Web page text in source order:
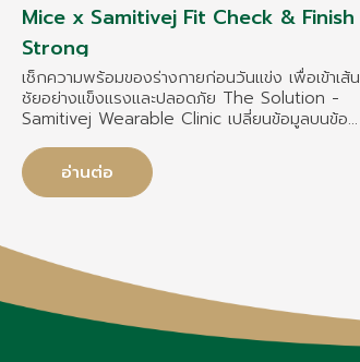
Mice x Samitivej Fit Check & Finish
Strong
เช็กความพร้อมของร่างกายก่อนวันแข่ง เพื่อเข้าเส้น
ชัยอย่างแข็งแรงและปลอดภัย The Solution -
Samitivej Wearable Clinic เปลี่ยนข้อมูลบนข้อ
เพราะสมิติเวช “ไม่อยากให้ใครป่วย” เราจึงร่วมกับ
MICE Marathon เปิดตัวแคมเปญพิเศษเพื่อดูแล
นักวิ่งทุกคนผ่าน Samitivej Wearable Clinic
อ่านต่อ